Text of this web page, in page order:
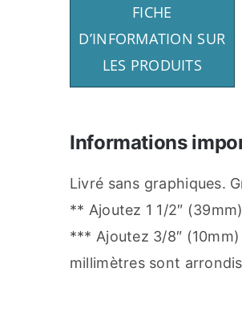
FICHE
D’INFORMATION SUR
LES PRODUITS
Informations
Livré sans graphiques.
** Ajoutez 1 1/2″
*** Ajoutez 3/8″
millimètres sont